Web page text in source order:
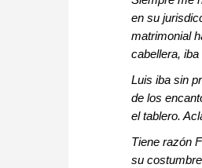
en su
matrimonial
cabellera,
Luis iba sin
de los
el tablero.
Tiene razón
su